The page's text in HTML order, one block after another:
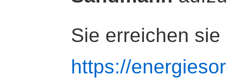
Sie erreichen sie
https://